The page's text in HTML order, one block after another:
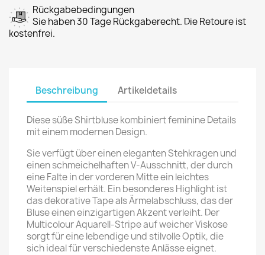
Rückgabebedingungen
Sie haben 30 Tage Rückgaberecht. Die Retoure ist
kostenfrei.
Beschreibung Artikeldetails
Diese süße Shirtbluse kombiniert feminine Details
mit einem modernen Design.
Sie verfügt über einen eleganten Stehkragen und
einen schmeichelhaften V-Ausschnitt, der durch
eine Falte in der vorderen Mitte ein leichtes
Weitenspiel erhält. Ein besonderes Highlight ist
das dekorative Tape als Ärmelabschluss, das der
Bluse einen einzigartigen Akzent verleiht. Der
Multicolour Aquarell-Stripe auf weicher Viskose
sorgt für eine lebendige und stilvolle Optik, die
sich ideal für verschiedenste Anlässe eignet.